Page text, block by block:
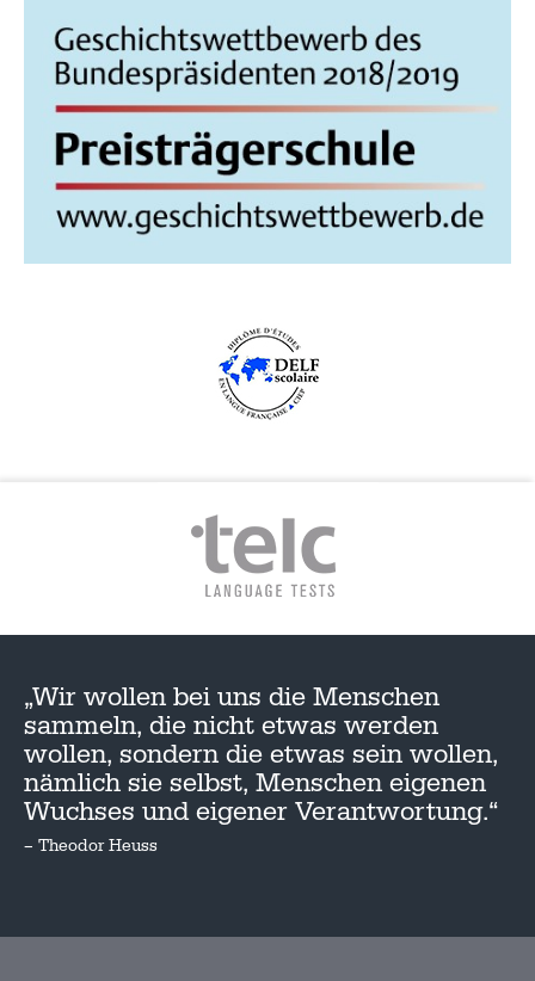
„Wir wollen bei uns die Menschen
sammeln, die nicht etwas werden
wollen, sondern die etwas sein wollen,
nämlich sie selbst, Menschen eigenen
Wuchses und eigener Verantwortung.“
– Theodor Heuss